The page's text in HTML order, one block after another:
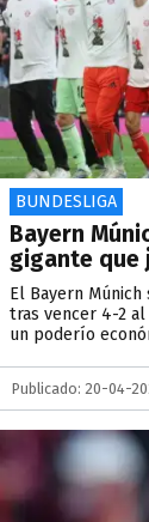
BUNDESLIGA
Bayern
gigante que
El Bayern Múnich
tras vencer 4-2
un poderío
Publicado: 20-04-